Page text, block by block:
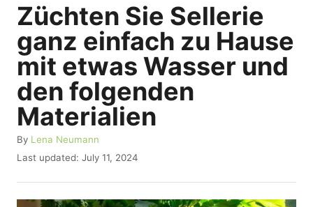
Züchten Sie Sellerie
ganz einfach zu Hause
mit etwas Wasser und
den folgenden
Materialien
By A
u
h
o
Lena Neumann
P
s
t
Last updated: July 11, 2024